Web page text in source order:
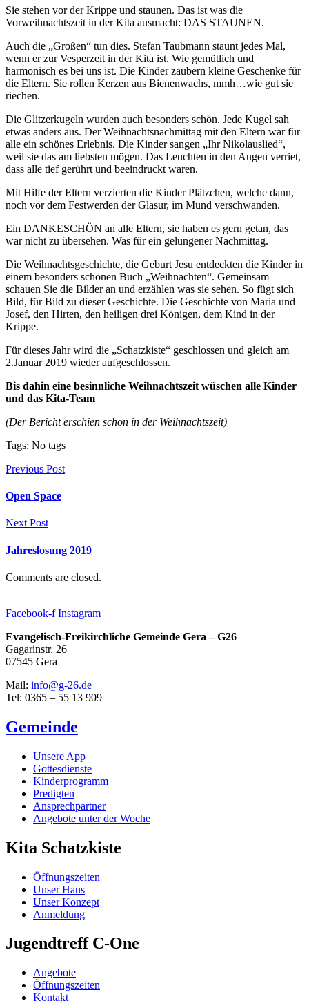
Sie stehen vor der Krippe und staunen. Das ist was die
Vorweihnachtszeit in der Kita ausmacht: DAS STAUNEN.
Auch die „Großen“ tun dies. Stefan Taubmann staunt jedes Mal,
wenn er zur Vesperzeit in der Kita ist. Wie gemütlich und
harmonisch es bei uns ist. Die Kinder zaubern kleine Geschenke für
die Eltern. Sie rollen Kerzen aus Bienenwachs, mmh…wie gut sie
riechen.
Die Glitzerkugeln wurden auch besonders schön. Jede Kugel sah
etwas anders aus. Der Weihnachtsnachmittag mit den Eltern war für
alle ein schönes Erlebnis. Die Kinder sangen „Ihr Nikolauslied“,
weil sie das am liebsten mögen. Das Leuchten in den Augen verriet,
dass alle tief gerührt und beeindruckt waren.
Mit Hilfe der Eltern verzierten die Kinder Plätzchen, welche dann,
noch vor dem Festwerden der Glasur, im Mund verschwanden.
Ein DANKESCHÖN an alle Eltern, sie haben es gern getan, das
war nicht zu übersehen. Was für ein gelungener Nachmittag.
Die Weihnachtsgeschichte, die Geburt Jesu entdeckten die Kinder in
einem besonders schönen Buch „Weihnachten“. Gemeinsam
schauen Sie die Bilder an und erzählen was sie sehen. So fügt sich
Bild, für Bild zu dieser Geschichte. Die Geschichte von Maria und
Josef, den Hirten, den heiligen drei Königen, dem Kind in der
Krippe.
Für dieses Jahr wird die „Schatzkiste“ geschlossen und gleich am
2.Januar 2019 wieder aufgeschlossen.
Bis dahin eine besinnliche Weihnachtszeit wüschen alle Kinder
und das Kita-Team
(Der Bericht erschien schon in der Weihnachtszeit)
Tags: No tags
Previous Post
Open Space
Next Post
Jahreslosung 2019
Comments are closed.
Facebook-f Instagram
Evangelisch-Freikirchliche Gemeinde Gera – G26
Gagarinstr. 26
07545 Gera
Mail: info@g-26.de
Tel: 0365 – 55 13 909
Gemeinde
Unsere App
Gottesdienste
Kinderprogramm
Predigten
Ansprechpartner
Angebote unter der Woche
Kita Schatzkiste
Öffnungszeiten
Unser Haus
Unser Konzept
Anmeldung
Jugendtreff C-One
Angebote
Öffnungszeiten
Kontakt